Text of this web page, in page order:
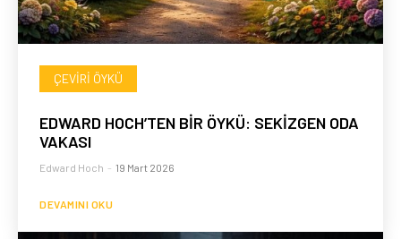
ÇEVIRI ÖYKÜ
EDWARD HOCH’TEN BİR ÖYKÜ: SEKİZGEN ODA
VAKASI
Edward Hoch - 19 Mart 2026
DEVAMINI OKU